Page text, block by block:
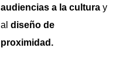
audiencias a la cultura y
al diseño de
proximidad.